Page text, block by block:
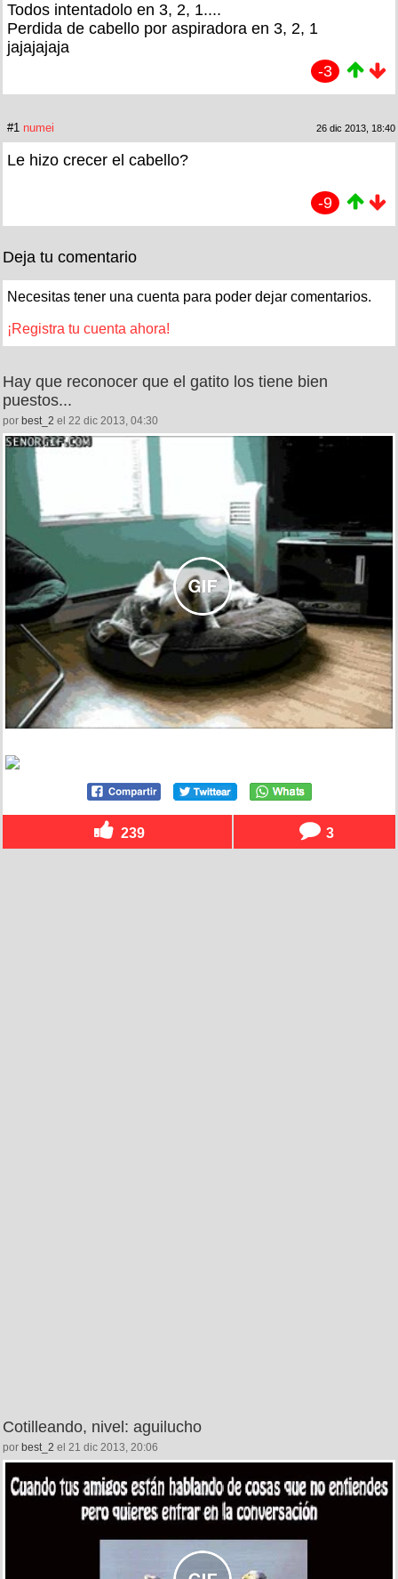
Todos intentadolo en 3, 2, 1....
Perdida de cabello por aspiradora en 3, 2, 1
jajajajaja
-3
#1 numei 26 dic 2013, 18:40
Le hizo crecer el cabello?
-9
Deja tu comentario
Necesitas tener una cuenta para poder dejar comentarios.
¡Registra tu cuenta ahora!
Hay que reconocer que el gatito los tiene bien
puestos...
por best_2 el 22 dic 2013, 04:30
239 3
Cotilleando, nivel: aguilucho
por best_2 el 21 dic 2013, 20:06